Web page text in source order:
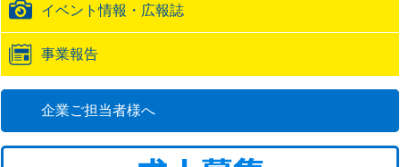
イベント情報・広報誌
事業報告
企業ご担当者様へ